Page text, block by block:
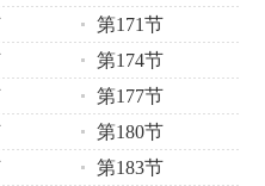
第171节
第174节
第177节
第180节
第183节